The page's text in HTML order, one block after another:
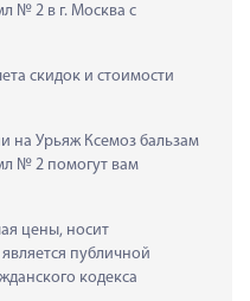
№ 2 в г. Москва с
скидок и стоимости
на Урьяж Ксемоз бальзам
№ 2 помогут вам
цены, носит
публичной
кодекса